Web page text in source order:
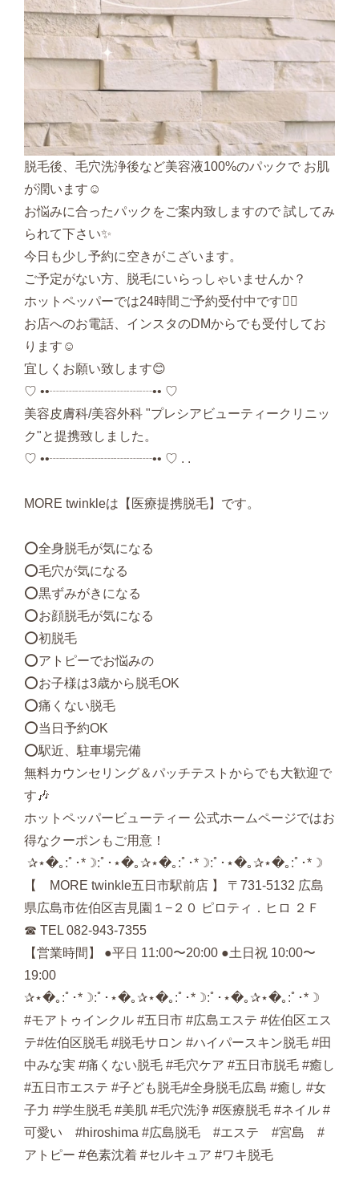
脱毛後、毛穴洗浄後など美容液100%のパックで お肌
が潤います☺️
お悩みに合ったパックをご案内致しますので 試してみ
られて下さい✨
今日も少し予約に空きがこざいます。
ご予定がない方、脱毛にいらっしゃいませんか？
ホットペッパーでは24時間ご予約受付中です💁‍♀️
お店へのお電話、インスタのDMからでも受付してお
ります☺️
宜しくお願い致します😊
♡ ••┈┈┈┈┈┈┈┈•• ♡
美容皮膚科/美容外科 "プレシアビューティークリニッ
ク"と提携致しました。
♡ ••┈┈┈┈┈┈┈┈•• ♡ . .
MORE twinkleは【医療提携脱毛】です。
⭕️全身脱毛が気になる
⭕️毛穴が気になる
⭕️黒ずみがきになる
⭕️お顔脱毛が気になる
⭕️初脱毛
⭕️アトピーでお悩みの
⭕️お子様は3歳から脱毛OK
⭕️痛くない脱毛
⭕️当日予約OK
⭕️駅近、駐車場完備
無料カウンセリング＆パッチテストからでも大歓迎で
す🎶
ホットペッパービューティー 公式ホームページではお
得なクーポンもご用意！
‪‪ ✰⋆�｡:ﾟ･*☽:ﾟ･⋆�｡✰⋆�｡:ﾟ･*☽:ﾟ･⋆�｡✰⋆�｡:ﾟ･*☽
【 MORE twinkle五日市駅前店 】 〒731-5132 広島
県広島市佐伯区吉見園１−２０ ピロティ．ヒロ ２Ｆ
☎︎ TEL 082-943-7355
【営業時間】 ●平日 11:00〜20:00 ●土日祝 10:00〜
19:00
✰⋆�｡:ﾟ･*☽:ﾟ･⋆�｡✰⋆�｡:ﾟ･*☽:ﾟ･⋆�｡✰⋆�｡:ﾟ･*☽
#モアトゥインクル #五日市 #広島エステ #佐伯区エス
テ#佐伯区脱毛 #脱毛サロン #ハイパースキン脱毛 #田
中みな実 #痛くない脱毛 #毛穴ケア #五日市脱毛 #癒し
#五日市エステ #子ども脱毛#全身脱毛広島 #癒し #女
子力 #学生脱毛 #美肌 #毛穴洗浄 #医療脱毛 #ネイル #
可愛い #hiroshima #広島脱毛 #エステ #宮島 #
アトピー #色素沈着 #セルキュア #ワキ脱毛